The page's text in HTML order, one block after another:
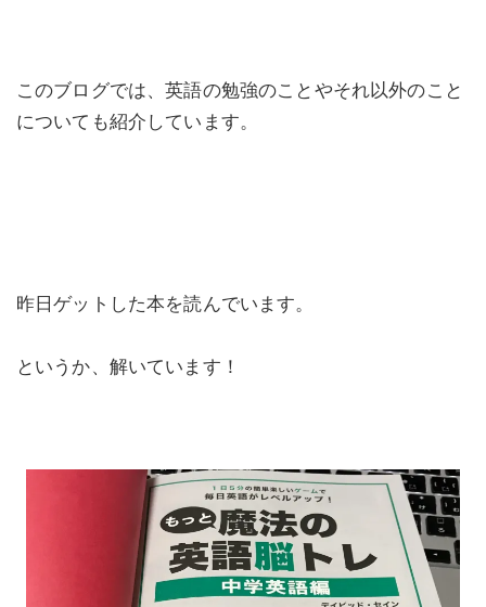
このブログでは、英語の勉強のことやそれ以外のこと
についても紹介しています。
昨日ゲットした本を読んでいます。
というか、解いています！